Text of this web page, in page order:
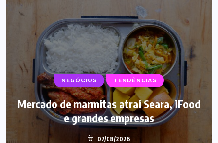
NEGÓCIOS TENDÊNCIAS
Mercado de marmitas atrai Seara, iFood
e grandes empresas
07/08/2026
SUPLEMENTOS
Caffeine Army lança campanha para o
Dia dos Pais
07/08/2026